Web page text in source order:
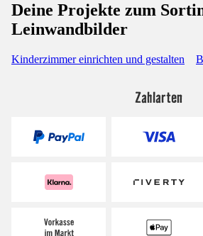
Deine Projekte zum
Leinwandbilder
Kinderzimmer einrichten und gestalten
Zahlarten